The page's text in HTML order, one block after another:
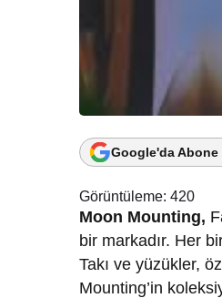
Google'da Abone
Görüntüleme: 420
Moon Mounting,
bir markadır. Her
Takı ve yüzükler,
Mounting’in